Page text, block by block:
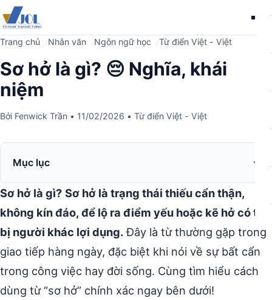
Trang chủ Nhân văn Ngôn ngữ học Từ điển Việt - Việt
Sơ hở là gì? 😔 Nghĩa, khái
niệm
Bởi Fenwick Trần • 11/02/2026 • Từ điển Việt - Việt
Mục lục
Sơ hở là gì? Sơ hở là trạng thái thiếu cẩn thận,
không kín đáo, để lộ ra điểm yếu hoặc kẽ hở có thể
bị người khác lợi dụng.Đây là từ thường gặp trong
giao tiếp hàng ngày, đặc biệt khi nói về sự bất cẩn
trong công việc hay đời sống. Cùng tìm hiểu cách
dùng từ “sơ hở” chính xác ngay bên dưới!